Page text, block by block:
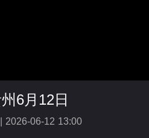
6月12日
2026-06-12 13:00